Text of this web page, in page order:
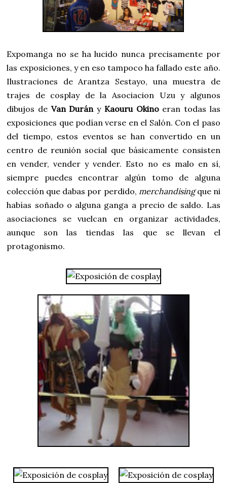
Expomanga no se ha lucido nunca precisamente por
las exposiciones, y en eso tampoco ha fallado este año.
Ilustraciones de Arantza Sestayo, una muestra de
trajes de cosplay de la Asociacion Uzu y algunos
dibujos de Van Durány Kaouru Okinoeran todas las
exposiciones que podían verse en el Salón. Con el paso
del tiempo, estos eventos se han convertido en un
centro de reunión social que básicamente consisten
en vender, vender y vender. Esto no es malo en sí,
siempre puedes encontrar algún tomo de alguna
colección que dabas por perdido, merchandisingque ni
habías soñado o alguna ganga a precio de saldo. Las
asociaciones se vuelcan en organizar actividades,
aunque son las tiendas las que se llevan el
protagonismo.